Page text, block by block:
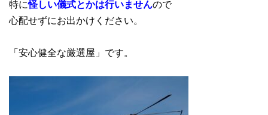
特に怪しい儀式とかは行いませんので
心配せずにお出かけください。
「安心健全な厳選屋」です。